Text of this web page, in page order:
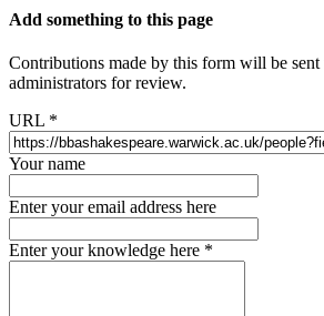
Add something to this page
Contributions made by this form will be sent
administrators for review.
URL *
Your name
Enter your email address here
Enter your knowledge here *